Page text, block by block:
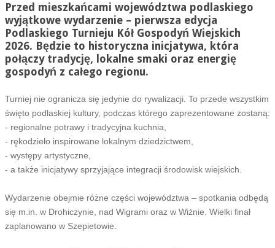
Przed mieszkańcami województwa podlaskiego
wyjątkowe wydarzenie – pierwsza edycja
Podlaskiego Turnieju Kół Gospodyń Wiejskich
2026. Będzie to historyczna inicjatywa, która
połączy tradycję, lokalne smaki oraz energię
gospodyń z całego regionu.
Turniej nie ogranicza się jedynie do rywalizacji. To przede wszystkim
święto podlaskiej kultury, podczas którego zaprezentowane zostaną:
- regionalne potrawy i tradycyjna kuchnia,
- rękodzieło inspirowane lokalnym dziedzictwem,
- występy artystyczne,
- a także inicjatywy sprzyjające integracji środowisk wiejskich.
Wydarzenie obejmie różne części województwa – spotkania odbędą
się m.in. w Drohiczynie, nad Wigrami oraz w Wiźnie. Wielki finał
zaplanowano w Szepietowie.